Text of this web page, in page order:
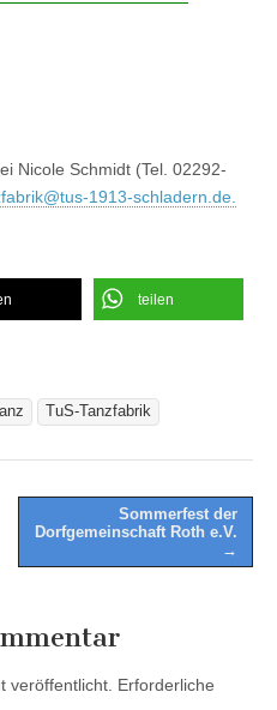
Nicole Schmidt (Tel. 02292-
1913-schladern.de.
teilen
TuS-Tanzfabrik
Sommerfest der
Dorfgemeinschaft Roth e.V.
→
veröffentlicht. Erforderliche